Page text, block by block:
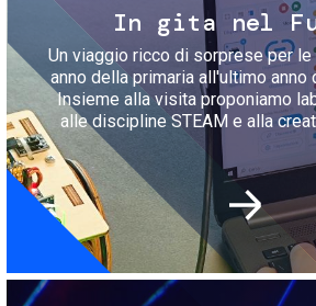
In gita nel
Un viaggio ricco di sorprese per
anno della primaria all'ultimo anno
Insieme alla visita proponiamo
alle discipline STEAM e alla
Immagine